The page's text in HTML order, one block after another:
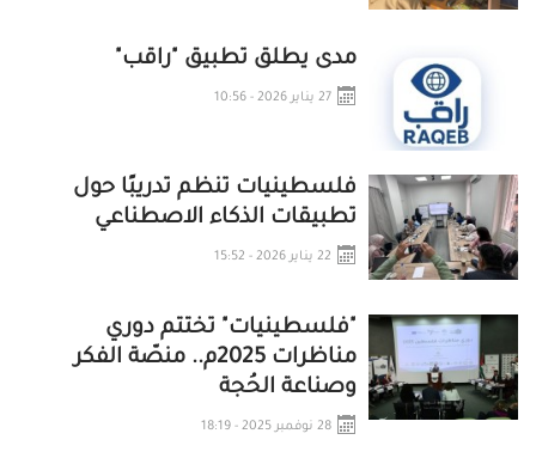
مدى يطلق تطبيق "راقب"
27 يناير 2026 - 10:56
فلسطينيات تنظم تدريبًا حول
تطبيقات الذكاء الاصطناعي
22 يناير 2026 - 15:52
"فلسطينيات" تختتم دوري
مناظرات 2025م.. منصّة الفكر
وصناعة الحُجة
28 نوفمبر 2025 - 18:19